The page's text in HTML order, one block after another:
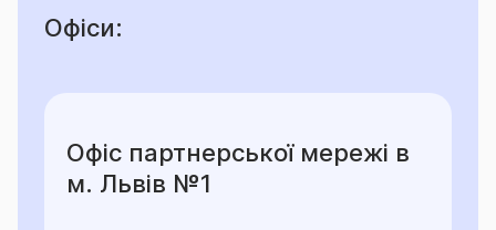
Офіси:
Офіс партнерської мережі в
м. Львів №1